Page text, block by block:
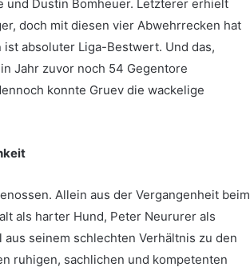
und Dustin Bomheuer. Letzterer erhielt
doch mit diesen vier Abwehrrecken hat
absoluter Liga-Bestwert. Und das,
Jahr zuvor noch 54 Gegentore
konnte Gruev die wackelige
Allein aus der Vergangenheit beim
als harter Hund, Peter Neururer als
seinem schlechten Verhältnis zu den
ruhigen, sachlichen und kompetenten